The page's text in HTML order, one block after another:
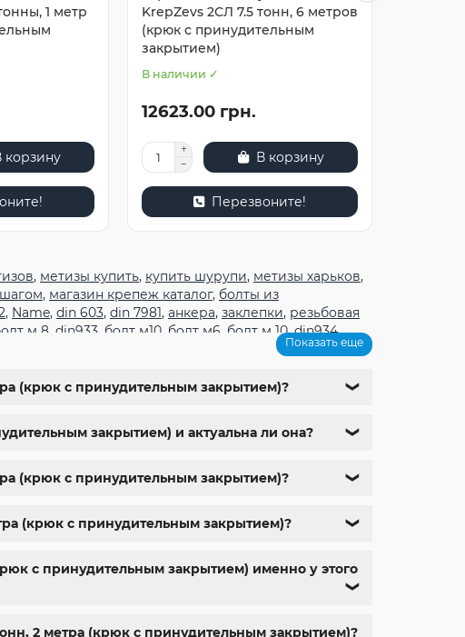
1 метр
корзину
KrepZevs 2СЛ 7.5 тонн, 6 метров
(крюк с принудительным
закрытием)
В наличии ✓
12623.00 грн.
В корзину
Перезвоните!
, метизы купить, купить шурупи, метизы харьков,
, магазин крепеж каталог, болты из
, Name, din 603, din 7981, анкера, заклепки, резьбовая
м 8 din933 болт м10 болт м6 болт м 10,din934,
din 11024,din
,болты с гайкой,болт нержавійка,купить болт
Показать еще
(крюк с принудительным закрытием)? ❯
закрытием) и актуальна ли она? ❯
(крюк с принудительным закрытием)? ❯
(крюк с принудительным закрытием)? ❯
с принудительным закрытием) именно у этого
❯
2 метра (крюк с принудительным закрытием)?